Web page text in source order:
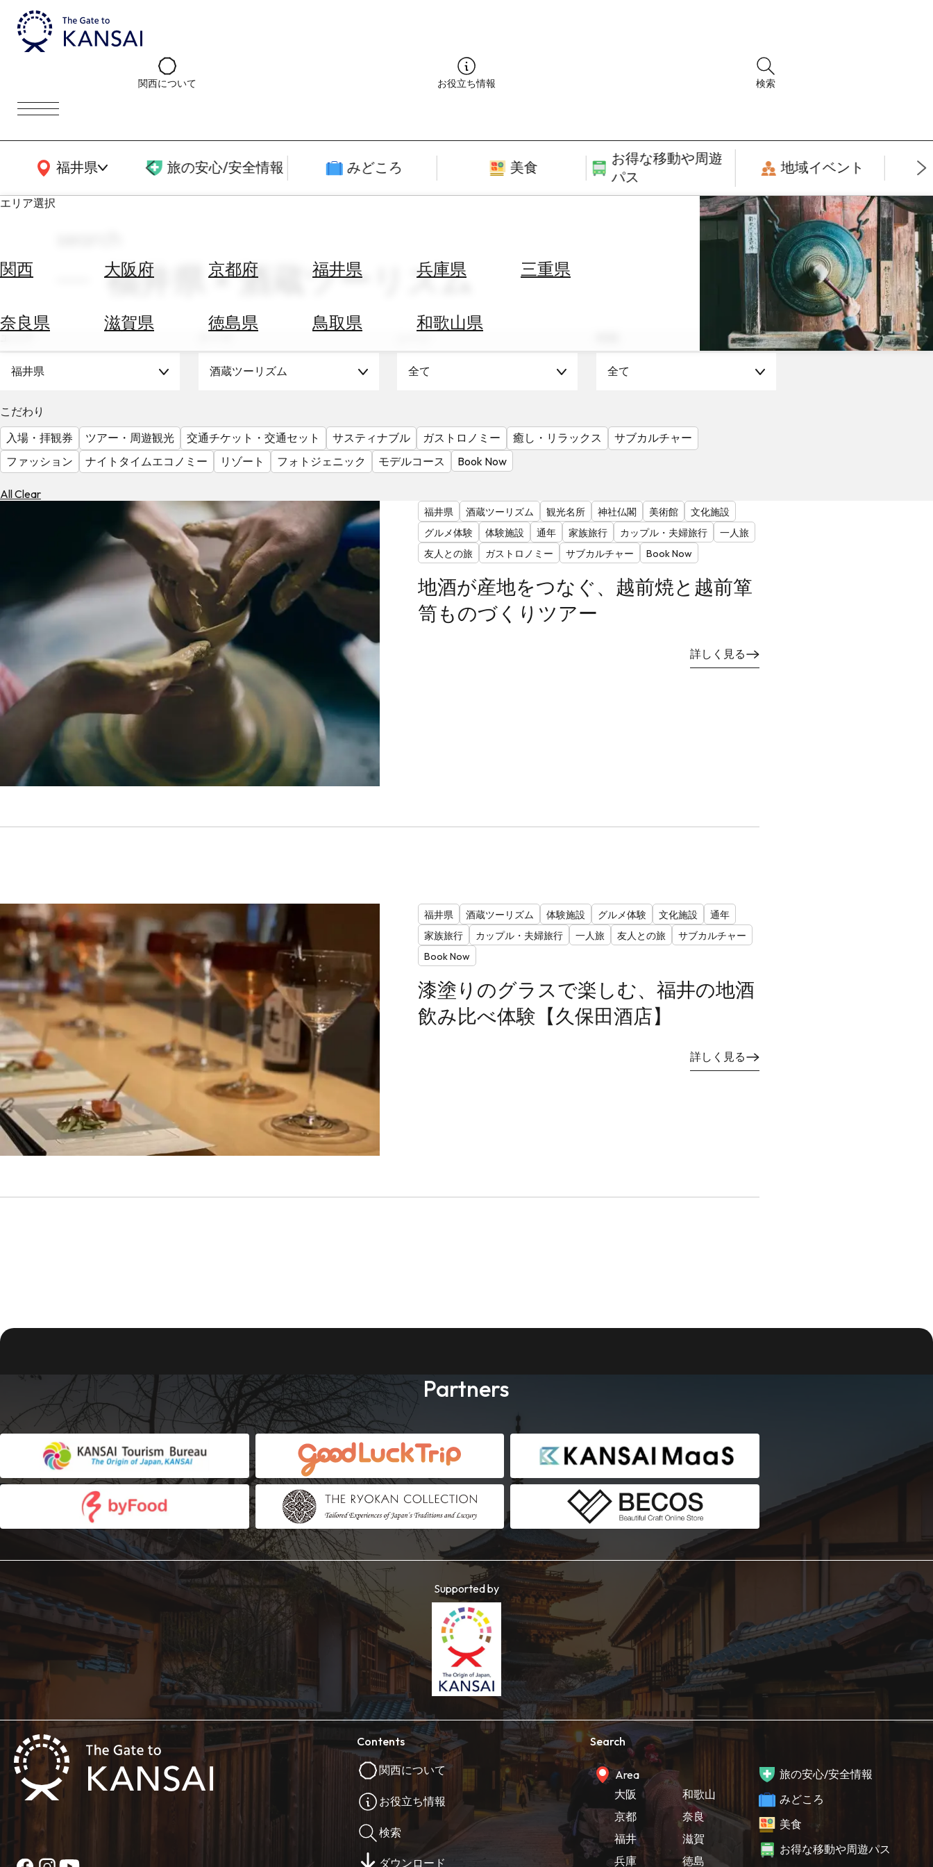
関西について お役立ち情報 検索
福井県
関西広域MAP 旅の安心/安全情報 みどころ 美食
お得な移動や周遊
パス
地域イベント
エリア選択
関西 大阪府 京都府 福井県 兵庫県 三重県
奈良県 滋賀県 徳島県 鳥取県 和歌山県
ホ
す
替
を
調
べ
天
を
福井県 × 酒蔵ツーリズム
福井県 酒蔵ツーリズム 全て 全て
こだわり
入場・拝観券
ツアー・周遊観光 交通チケット・交通セット サスティナブル ガストロノミー 癒し・リラックス
サブカルチャー
ファッション
ナイトタイムエコノミー リゾート フォトジェニック モデルコース Book Now
All Clear
福井県 酒蔵ツーリズム 観光名所 神社仏閣 美術館
文化施設
グルメ体験
体験施設 通年 家族旅行 カップル・夫婦旅行
一人旅
友人との旅
ガストロノミー サブカルチャー Book Now
地酒が産地をつなぐ、越前焼と越前箪
笥ものづくりツアー
詳しく見る
福井県 酒蔵ツーリズム 体験施設 グルメ体験 文化施設
通年
家族旅行
カップル・夫婦旅行 一人旅 友人との旅
サブカルチャー
Book Now
漆塗りのグラスで楽しむ、福井の地酒
飲み比べ体験【久保田酒店】
詳しく見る
Partners
Supported by
Contents
関西について
お役立ち情報
検索
ダウンロード
Search
Area
大阪
京都
福井
兵庫
和歌山
奈良
滋賀
徳島
旅の安心/安全情報
みどころ
美食
お得な移動や周遊パス